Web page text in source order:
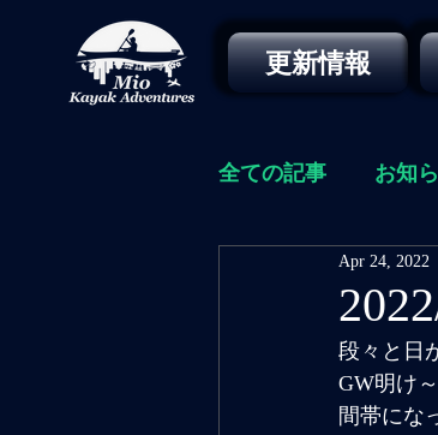
更新情報
全ての記事 お知
Apr 24, 2022
段々と日
GW明け
間帯にな